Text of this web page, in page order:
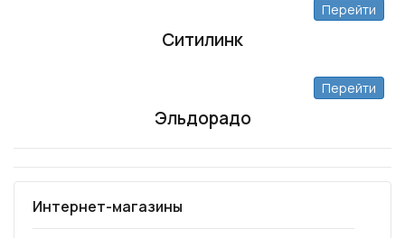
Перейти
Ситилинк
Перейти
Эльдорадо
Интернет-магазины